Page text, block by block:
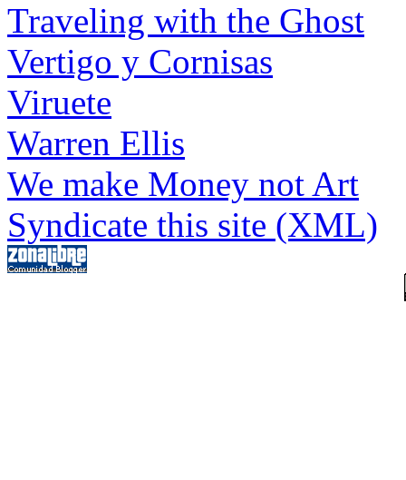
Traveling with the Ghost
Vertigo y Cornisas
Viruete
Warren Ellis
We make Money not Art
Syndicate this site (XML)